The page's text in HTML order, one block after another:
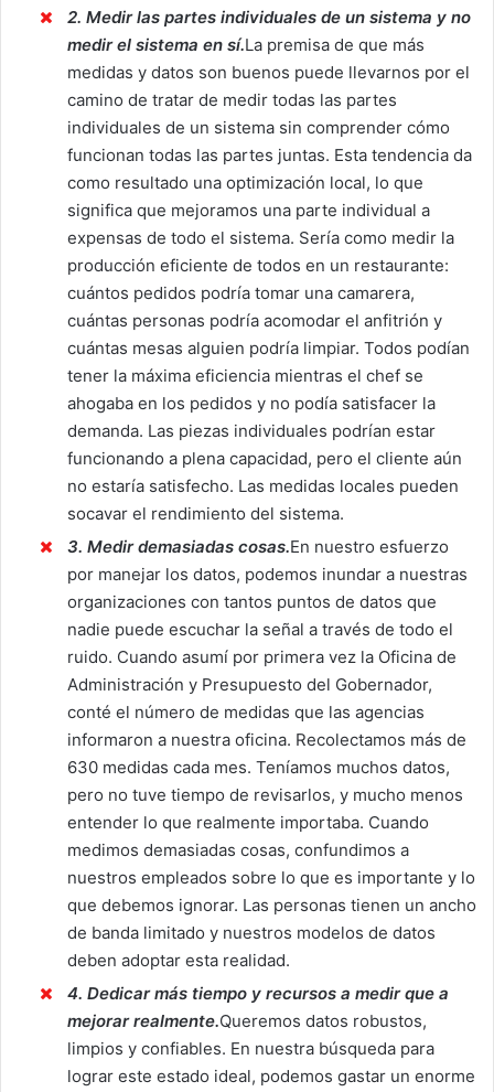
2. Medir las partes individuales de un sistema y no
medir el sistema en sí.La premisa de que más
medidas y datos son buenos puede llevarnos por el
camino de tratar de medir todas las partes
individuales de un sistema sin comprender cómo
funcionan todas las partes juntas. Esta tendencia da
como resultado una optimización local, lo que
significa que mejoramos una parte individual a
expensas de todo el sistema. Sería como medir la
producción eficiente de todos en un restaurante:
cuántos pedidos podría tomar una camarera,
cuántas personas podría acomodar el anfitrión y
cuántas mesas alguien podría limpiar. Todos podían
tener la máxima eficiencia mientras el chef se
ahogaba en los pedidos y no podía satisfacer la
demanda. Las piezas individuales podrían estar
funcionando a plena capacidad, pero el cliente aún
no estaría satisfecho. Las medidas locales pueden
socavar el rendimiento del sistema.
3. Medir demasiadas cosas.En nuestro esfuerzo
por manejar los datos, podemos inundar a nuestras
organizaciones con tantos puntos de datos que
nadie puede escuchar la señal a través de todo el
ruido. Cuando asumí por primera vez la Oficina de
Administración y Presupuesto del Gobernador,
conté el número de medidas que las agencias
informaron a nuestra oficina. Recolectamos más de
630 medidas cada mes. Teníamos muchos datos,
pero no tuve tiempo de revisarlos, y mucho menos
entender lo que realmente importaba. Cuando
medimos demasiadas cosas, confundimos a
nuestros empleados sobre lo que es importante y lo
que debemos ignorar. Las personas tienen un ancho
de banda limitado y nuestros modelos de datos
deben adoptar esta realidad.
4. Dedicar más tiempo y recursos a medir que a
mejorar realmente.Queremos datos robustos,
limpios y confiables. En nuestra búsqueda para
lograr este estado ideal, podemos gastar un enorme